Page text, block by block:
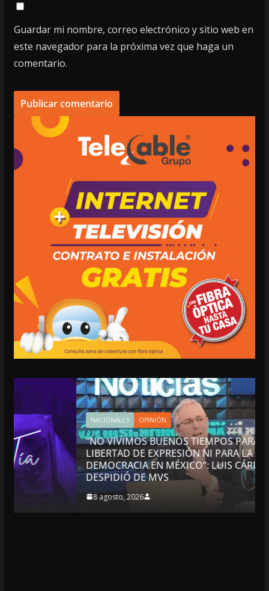
Guardar mi nombre, correo electrónico y sitio web en
este navegador para la próxima vez que haga un
comentario.
NACIONALES OPINIÓN
“NO VIVIMOS BUENOS TIEMPOS PARA LA
LIBERTAD DE EXPRESIÓN NI PARA LA
DEMOCRACIA EN MÉXICO”: LUIS CÁRDENAS; SE
DESPIDIÓ DE MVS
8 agosto, 2026